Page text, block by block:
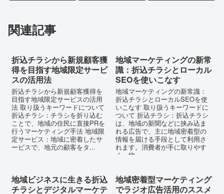
関連記事
折込チラシから新規顧客獲
得を目指す地域限定サービ
スの活用法
折込チラシから新規顧客獲得を
目指す地域限定サービスの活用
法 取り扱うキーワードについて
折込チラシ：チラシを折り込む
ことで、地域の住民に直接PRを
行うマーケティング手法 地域限
定サービス：地域に密着したサ
ービスで、地元の顧客をタ...
地域マーケティングの新常
識：折込チラシとローカル
SEOを使いこなす
地域マーケティングの新常識：
折込チラシとローカルSEOを使
いこなす 取り扱うキーワードに
ついて 折込チラシ：折込チラシ
は、地域の新聞などに挟み込ま
れる広告で、主に地域密着型の
情報を届ける手段として利用さ
れます。消費者が手に取りやす
く、物...
地域ビジネスに生きる折込
チラシとデジタルマーケテ
地域密着型マーケティング
でラジオ広告活用のススメ